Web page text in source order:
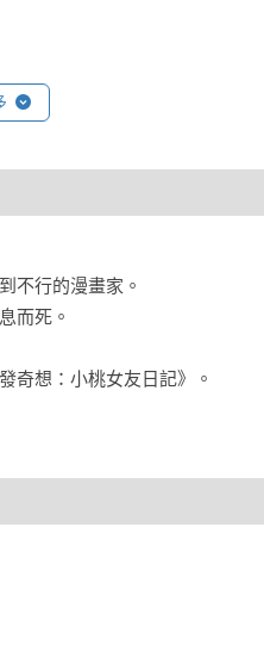
）。
不行的漫畫家。
而死。
奇想：小桃女友日記》。